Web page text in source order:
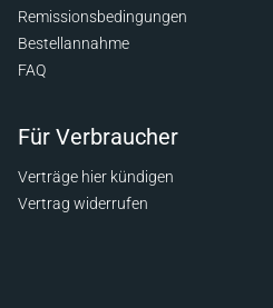
Remissionsbedingungen
Bestellannahme
FAQ
Für Verbraucher
Verträge hier kündigen
Vertrag widerrufen